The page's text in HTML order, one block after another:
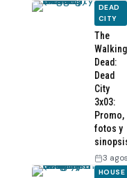
DEAD
CITY
The
Walking
Dead:
Dead
City
3x03:
Promo,
fotos y
3
HOUSE